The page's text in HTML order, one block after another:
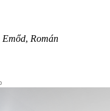
Emőd, Román